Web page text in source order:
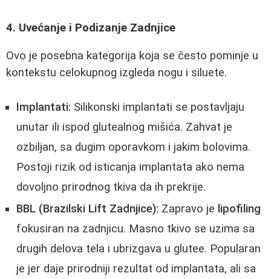
4. Uvećanje i Podizanje Zadnjice
Ovo je posebna kategorija koja se često pominje u
kontekstu celokupnog izgleda nogu i siluete.
Implantati: Silikonski implantati se postavljaju
unutar ili ispod glutealnog mišića. Zahvat je
ozbiljan, sa dugim oporavkom i jakim bolovima.
Postoji rizik od isticanja implantata ako nema
dovoljno prirodnog tkiva da ih prekrije.
BBL (Brazilski Lift Zadnjice): Zapravo je lipofiling
fokusiran na zadnjicu. Masno tkivo se uzima sa
drugih delova tela i ubrizgava u glutee. Popularan
je jer daje prirodniji rezultat od implantata, ali sa